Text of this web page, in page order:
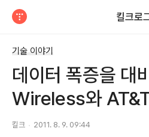
킬크로
기술 이야기
데이터 폭증을 대
Wireless와
킬크 2011. 8. 9. 09:44